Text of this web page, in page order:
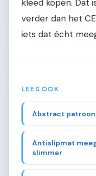
kleed kopen. Dat
verder dan het
iets dat écht
LEES OOK
Abstract
Antislipmat
slimmer